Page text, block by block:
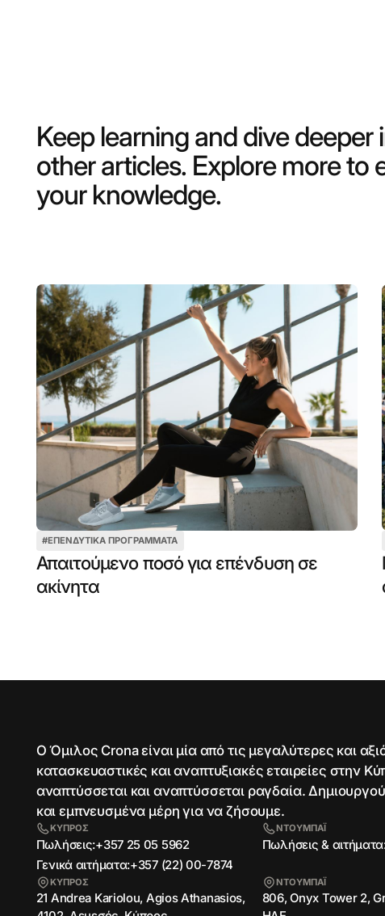
Keep learning and dive deeper
other articles. Explore more to
your knowledge.
#ΕΠΕΝΔΥΤΙΚΆ ΠΡΟΓΡΆΜΜΑΤΑ
Απαιτούμενο ποσό για επένδυση σε
ακίνητα
Ο Όμιλος Crona είναι μία από τις μεγαλύτερες και
κατασκευαστικές και αναπτυξιακές εταιρείες στην
αναπτύσσεται και αναπτύσσεται ραγδαία.
και εμπνευσμένα μέρη για να ζήσουμε.
ΚΥΠΡΟΣ
Πωλήσεις:+357 25 05 5962
Γενικά αιτήματα:+357 (22) 00-7874
ΝΤΟΥΜΠΑΪ
Πωλήσεις &
ΚΥΠΡΟΣ
21 Andrea Kariolou, Agios Athanasios,
ΝΤΟΥΜΠΑΪ
806, Onyx Tower 2,